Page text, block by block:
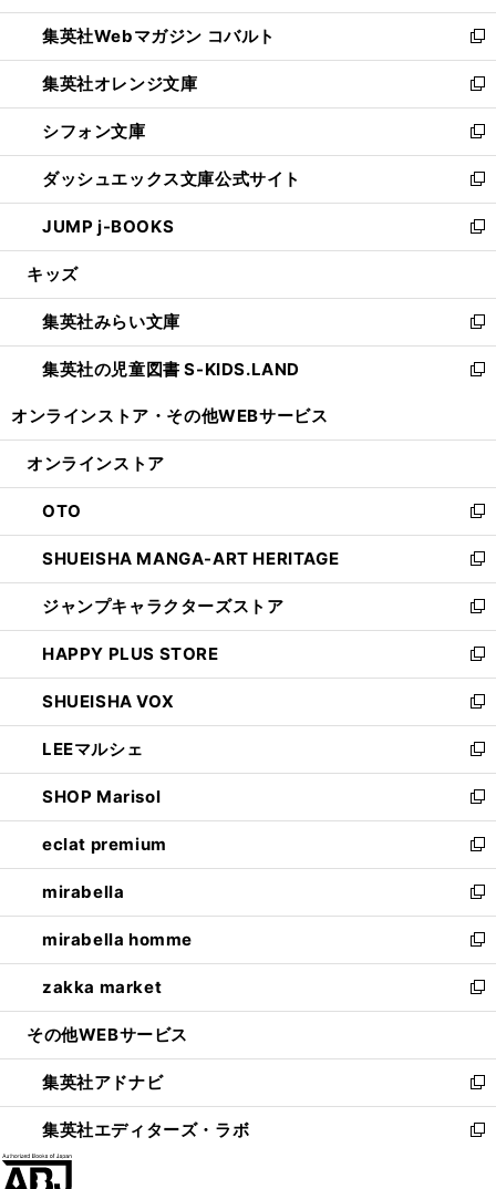
開
く
ウ
で
開
く
ン
ド
ウ
で
開
く
ウ
ィ
ン
ド
ウ
で
開
く
集英社Webマガジン コバルト
新
し
い
ウ
ィ
ン
ド
ウ
で
開
集英社オレンジ文庫
新
し
い
ウ
ィ
ン
ド
ウ
開
く
シフォン文庫
新
し
い
ウ
ィ
ン
ウ
で
開
く
ダッシュエックス文庫公式サイト
新
し
い
ウ
ン
ド
ウ
で
JUMP j-BOOKS
新
し
ウ
ィ
ン
ド
開
キッズ
集英社みらい文庫
新
し
い
ン
ウ
で
開
く
集英社の児童図書 S-KIDS.LAND
新
ウ
ン
ド
ウ
で
開
く
オンラインストア・ その他WEBサービス
オンラインストア
OTO
新
し
い
ウ
ィ
ン
ド
ウ
で
開
く
SHUEISHA MANGA-ART HERITAGE
新
し
い
ウ
ィ
ン
ド
ウ
で
開
く
ジャンプキャラクターズストア
新
し
い
ウ
ィ
ン
ド
ウ
で
開
く
HAPPY PLUS STORE
新
し
い
ウ
ィ
ン
ド
ウ
で
開
く
SHUEISHA VOX
新
し
い
ウ
ィ
ン
ド
ウ
で
開
く
LEEマルシェ
新
し
い
ウ
ィ
ン
ド
ウ
で
開
く
SHOP Marisol
新
し
い
ウ
ィ
ン
ド
ウ
で
開
eclat premium
新
し
い
ウ
ィ
ン
ド
ウ
開
く
mirabella
新
し
い
ウ
ィ
ン
ウ
で
開
く
mirabella homme
新
し
い
ウ
ン
ド
ウ
で
zakka market
新
し
ウ
ィ
ン
ド
その他WEBサービス
集英社アドナビ
新
し
い
集英社エディターズ・ラボ
新